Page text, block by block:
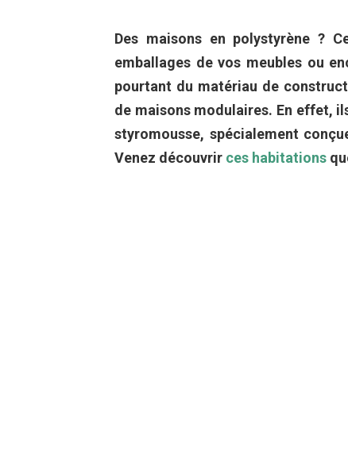
Des maisons en polystyrène ?
emballages de vos meubles ou
pourtant du matériau de
de maisons modulaires. En effet,
styromousse, spécialement
Venez découvrir ces habitations